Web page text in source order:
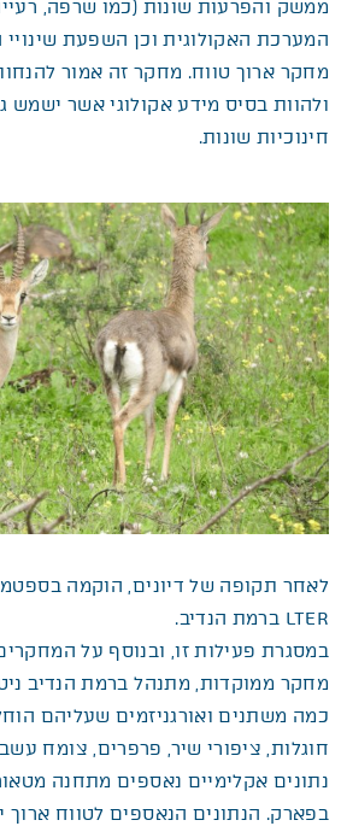
ממשק והפרעות שונות (כמו שרפה,
המערכת האקולוגית וכן השפעת
מחקר ארוך טווח. מחקר זה אמור
ולהוות בסיס מידע אקולוגי אשר ישמש
חינוכיות שונות.
LTER ברמת הנדיב.
במסגרת פעילות זו, ובנוסף על
מחקר ממוקדות, מתנהל ברמת הנדיב
כמה משתנים ואורגניזמים שעליהם
חוגלות, ציפורי שיר, פרפרים, צומח
נתונים אקלימיים נאספים מתחנה
בפארק. הנתונים הנאספים לטווח ארוך